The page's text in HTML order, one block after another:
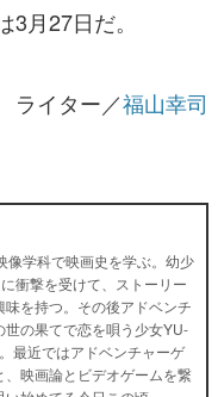
月27日だ。
ライター／福山幸司
像学科で映画史を学ぶ。幼少
衝撃を受けて、ストーリー
を持つ。その後アドベンチ
の果てで恋を唄う少女YU-
最近ではアドベンチャーゲ
映画論とビデオゲームを繋